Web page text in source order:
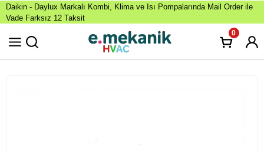
Daikin - Daylux Markalı Kombi, Klima ve Isı Pompalarında Mail Order ile
Vade Farksız 12 Taksit
0